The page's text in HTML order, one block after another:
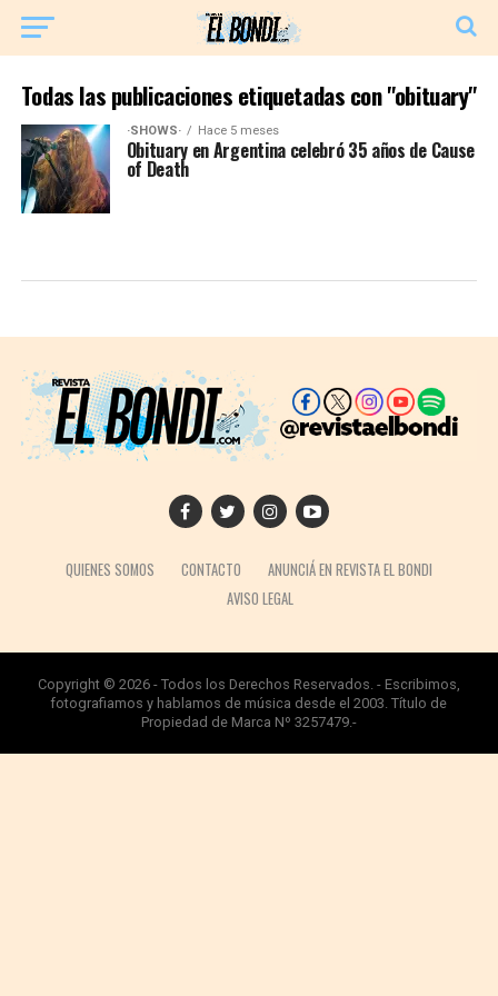
Todas las publicaciones etiquetadas con "obituary"
·SHOWS· Hace 5 meses
Obituary en Argentina celebró 35 años de Cause
of Death
QUIENES SOMOS CONTACTO
ANUNCIÁ EN REVISTA EL BONDI
AVISO LEGAL
Copyright © 2026 - Todos los Derechos Reservados. - Escribimos,
fotografiamos y hablamos de música desde el 2003. Título de
Propiedad de Marca Nº 3257479.-